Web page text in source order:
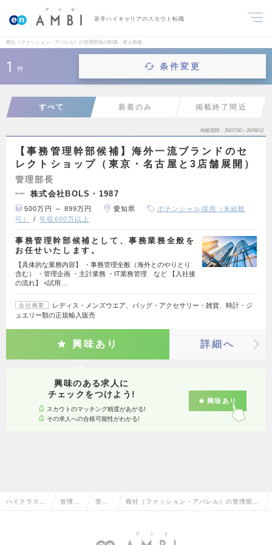
若手ハイキャリアのスカウト転職
商社（ファッション・アパレル）の管理部長の転職・求人情報
1 件 条件変更
すべて 新着のみ 掲載終了間近
掲載期間 26/07/30～26/08/12
【事務管理幹部候補】海外一流ブランドのセ
レクトショップ（東京・名古屋と3店舗展開）
管理部長
株式会社BOLS・1987
500万円 ～ 899万円 愛知県
ポテンシャル採用（未経験
可）
年収600万以上
事務管理幹部候補として、事務業務全般を
お任せいたします。
【具体的な業務内容】 ・事務管理全般（海外とのやりとり
含む） ・管理企画 ・主計業務 ・IT業務管理 など 【入社後
の流れ】 <試用…
会社概要
レディス・メンズウエア、バッグ・アクセサリー・雑貨、時計・ジ
ュエリー類の正規輸入販売
興味あり 詳細へ
興味のある求人に
チェックをつけよう!
スカウトのマッチング精度があがる!
その求人への合格可能性がわかる!
興味あり
ハイクラス求 管理部 管理 商社（ファッション・アパレル）の管理部長